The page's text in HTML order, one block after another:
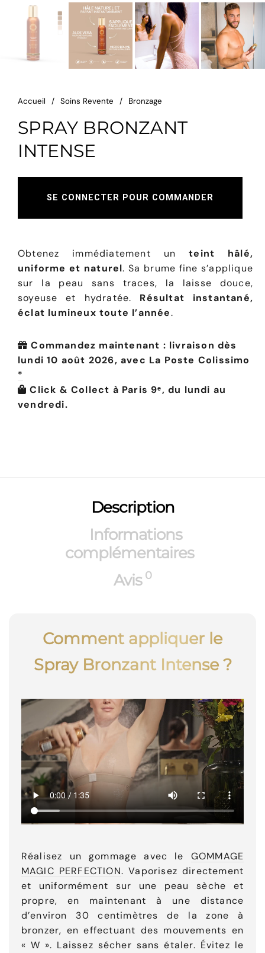
Accueil / Soins Revente / Bronzage
SPRAY BRONZANT
INTENSE
SE CONNECTER POUR COMMANDER
Obtenez immédiatement unteint hâlé,
uniforme et naturel. Sa brume fine s’applique
sur la peau sans traces, la laisse douce,
soyeuse et hydratée. Résultat instantané,
éclat lumineux toute l’année.
Commandez maintenant : livraison dès
lundi 10 août 2026, avec La Poste Colissimo
*
Click & Collect à Paris 9ᵉ, du lundi au
vendredi.
Description
Informations
complémentaires
Avis 0
Comment appliquer le
Spray Bronzant Intense ?
Réalisez un gommage avec le GOMMAGE
MAGIC PERFECTION. Vaporisez directement
et uniformément sur une peau sèche et
propre, en maintenant à une distance
d’environ 30 centimètres de la zone à
bronzer, en effectuant des mouvements en
« W ». Laissez sécher sans étaler. Évitez le